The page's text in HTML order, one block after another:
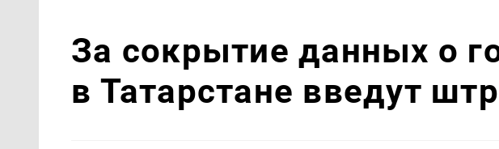
За сокрытие данных о
в Татарстане введут